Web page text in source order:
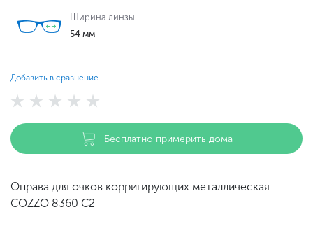
Ширина линзы
54 мм
Добавить в сравнение
Бесплатно примерить дома
Оправа для очков корригирующих металлическая
COZZO 8360 С2